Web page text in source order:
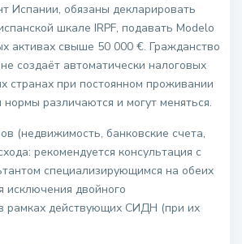
Испании, обязаны декларировать
шкале IRPF, подавать Modelo
активах свыше 50 000 €. Гражданство
создаёт автоматически налоговых
странах при постоянном проживании
различаются и могут меняться.
(недвижимость, банковские счета,
рекомендуется консультация с
специализирующимся на обеих
двойного
рамках действующих СИДН (при их